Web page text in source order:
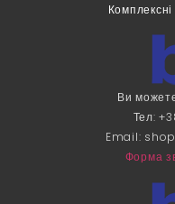
Ви
Тел:
Email:
Форма